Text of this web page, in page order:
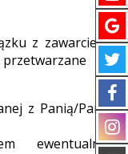
z zawarciem z
w
z Panią/Panem
ewentualnych